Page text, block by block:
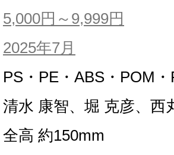
5,000円～9,999円
2025年7月
PS・PE・ABS・POM
清水 康智、堀 克彦、西
全高 約150mm